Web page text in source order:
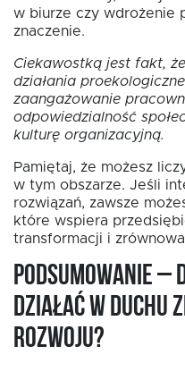
w biurze czy wdrożenie
znaczenie.
Ciekawostką jest fakt,
działania
zaangażowanie
odpowiedzialność
kulturę organizacyjną.
Pamiętaj, że możesz
w tym obszarze. Jeśli
rozwiązań, zawsze
które wspiera
transformacji i
Podsumowanie
działać w duchu
rozwoju?